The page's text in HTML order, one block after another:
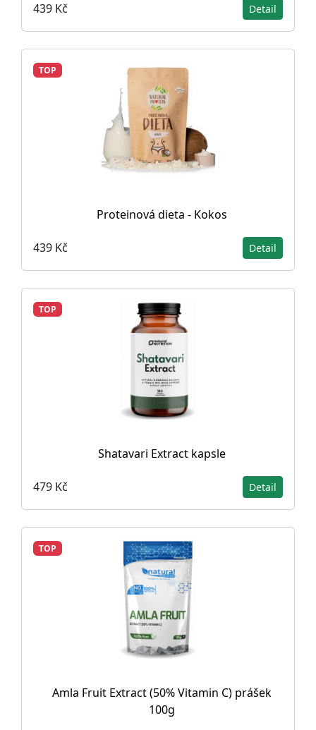
439 Kč Detail
TOP
Proteinová dieta - Kokos
439 Kč Detail
TOP
Shatavari Extract kapsle
479 Kč Detail
TOP
Amla Fruit Extract (50% Vitamin C) prášek
100g